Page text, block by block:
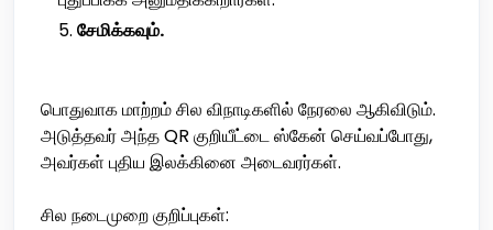
சேமிக்கவும்.
பொதுவாக மாற்றம் சில விநாடிகளில் நேரலை ஆகிவிடும்.
அடுத்தவர் அந்த QR குறியீட்டை ஸ்கேன் செய்வப்போது,
அவர்கள் புதிய இலக்கினை அடைவரர்கள்.
சில நடைமுறை குறிப்புகள்: